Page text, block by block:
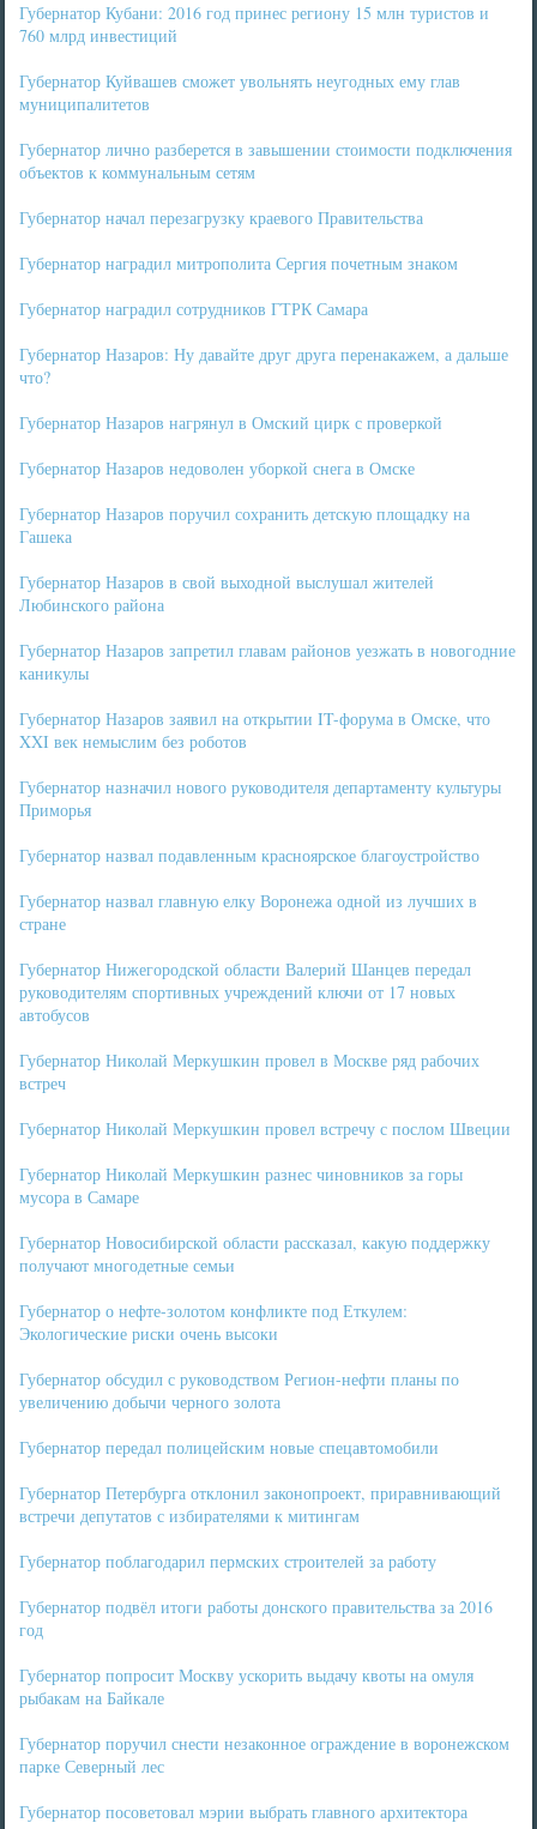
Губернатор Кубани: 2016 год принес региону 15 млн туристов и
760 млрд инвестиций
Губернатор Куйвашев сможет увольнять неугодных ему глав
муниципалитетов
Губернатор лично разберется в завышении стоимости подключения
объектов к коммунальным сетям
Губернатор начал перезагрузку краевого Правительства
Губернатор наградил митрополита Сергия почетным знаком
Губернатор наградил сотрудников ГТРК Самара
Губернатор Назаров: Ну давайте друг друга перенакажем, а дальше
что?
Губернатор Назаров нагрянул в Омский цирк с проверкой
Губернатор Назаров недоволен уборкой снега в Омске
Губернатор Назаров поручил сохранить детскую площадку на
Гашека
Губернатор Назаров в свой выходной выслушал жителей
Любинского района
Губернатор Назаров запретил главам районов уезжать в новогодние
каникулы
Губернатор Назаров заявил на открытии IT-форума в Омске, что
XXI век немыслим без роботов
Губернатор назначил нового руководителя департаменту культуры
Приморья
Губернатор назвал подавленным красноярское благоустройство
Губернатор назвал главную елку Воронежа одной из лучших в
стране
Губернатор Нижегородской области Валерий Шанцев передал
руководителям спортивных учреждений ключи от 17 новых
автобусов
Губернатор Николай Меркушкин провел в Москве ряд рабочих
встреч
Губернатор Николай Меркушкин провел встречу с послом Швеции
Губернатор Николай Меркушкин разнес чиновников за горы
мусора в Самаре
Губернатор Новосибирской области рассказал, какую поддержку
получают многодетные семьи
Губернатор о нефте-золотом конфликте под Еткулем:
Экологические риски очень высоки
Губернатор обсудил с руководством Регион-нефти планы по
увеличению добычи черного золота
Губернатор передал полицейским новые спецавтомобили
Губернатор Петербурга отклонил законопроект, приравнивающий
встречи депутатов с избирателями к митингам
Губернатор поблагодарил пермских строителей за работу
Губернатор подвёл итоги работы донского правительства за 2016
год
Губернатор попросит Москву ускорить выдачу квоты на омуля
рыбакам на Байкале
Губернатор поручил снести незаконное ограждение в воронежском
парке Северный лес
Губернатор посоветовал мэрии выбрать главного архитектора